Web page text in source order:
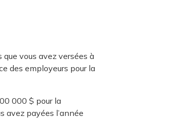
vous avez versées à
des employeurs pour la
000 $ pour la
avez payées l’année